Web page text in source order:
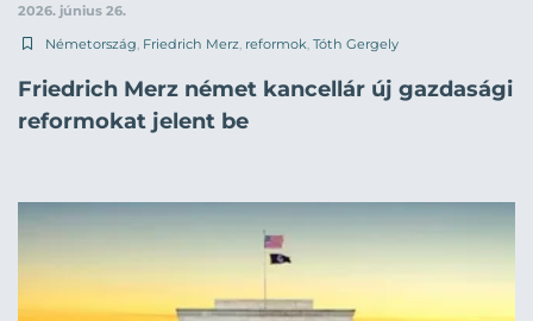
2026. június 26.
Németország, Friedrich Merz, reformok, Tóth Gergely
Friedrich Merz német kancellár új gazdasági
reformokat jelent be